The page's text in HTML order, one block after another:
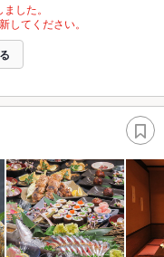
した。
してください。